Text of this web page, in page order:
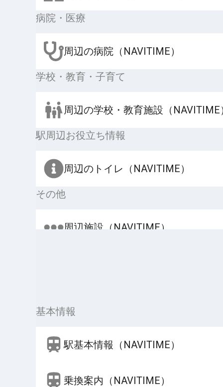
病院・医療
周辺の病院（NAVITIME）
学校・教育・子育て
周辺の学校・教育施設（NAVITIME
駅周辺お役立ち情報
周辺のトイレ（NAVITIME）
その他
周辺施設（NAVITIME）
基本情報
駅基本情報（NAVITIME）
乗換案内（NAVITIME）